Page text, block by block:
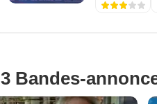
3 Bandes-